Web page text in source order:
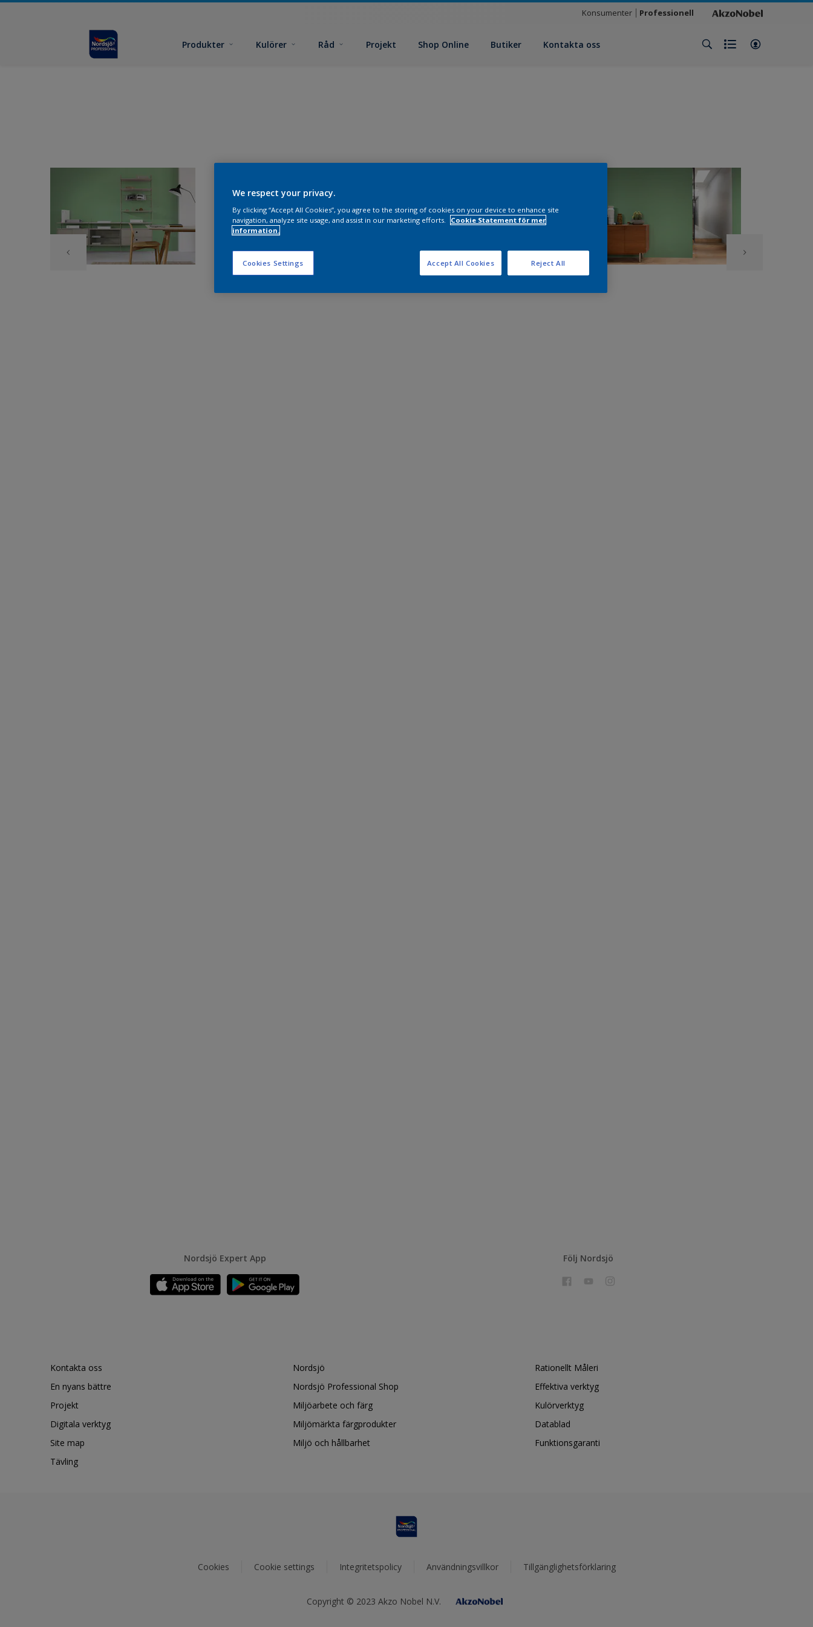
Konsumenter Professionell
Produkter Kulörer Råd Projekt Shop Online Butiker Kontakta oss
Nordsjö Expert App Följ Nordsjö
Kontakta oss
En nyans bättre
Projekt
Digitala verktyg
Site map
Tävling
Nordsjö
Nordsjö Professional Shop
Miljöarbete och färg
Miljömärkta färgprodukter
Miljö och hållbarhet
Rationellt Måleri
Effektiva verktyg
Kulörverktyg
Datablad
Funktionsgaranti
Cookies Cookie settings Integritetspolicy Användningsvillkor Tillgänglighetsförklaring
Copyright © 2023 Akzo Nobel N.V.
We respect your privacy.
By clicking “Accept All Cookies”, you agree to the storing of cookies on your device to enhance site
navigation, analyze site usage, and assist in our marketing efforts.
Cookie Statement för mer
information.
Cookies Settings Reject All
Accept All Cookies